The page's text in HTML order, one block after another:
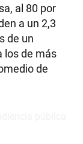
al 80 por
a un 2,3
de un
los de más
de